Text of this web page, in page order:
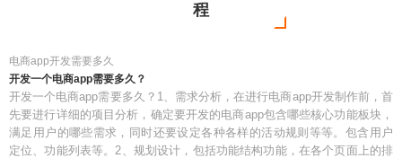
程
电商app开发需要多久
开发一个电商app需要多久？
开发一个电商app需要多久？1、需求分析，在进行电商app开发制作前，首
先要进行详细的项目分析，确定要开发的电商app包含哪些核心功能板块，
满足用户的哪些需求，同时还要设定各种各样的活动规则等等。包含用户
定位、功能列表等。2、规划设计，包括功能结构功能，在各个页面上的排